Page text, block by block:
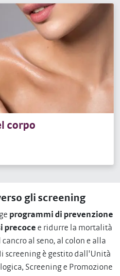
corpo
gli screening
programmi di prevenzione
precoce e ridurre la mortalità
al seno, al colon e alla
screening è gestito dall'Unità
Screening e Promozione